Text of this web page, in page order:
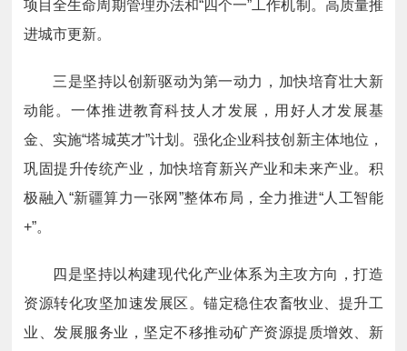
项目全生命周期管理办法和“四个一”工作机制。高质量推
进城市更新。
三是坚持以创新驱动为第一动力，加快培育壮大新
动能。一体推进教育科技人才发展，用好人才发展基
金、实施“塔城英才”计划。强化企业科技创新主体地位，
巩固提升传统产业，加快培育新兴产业和未来产业。积
极融入“新疆算力一张网”整体布局，全力推进“人工智能
+”。
四是坚持以构建现代化产业体系为主攻方向，打造
资源转化攻坚加速发展区。锚定稳住农畜牧业、提升工
业、发展服务业，坚定不移推动矿产资源提质增效、新